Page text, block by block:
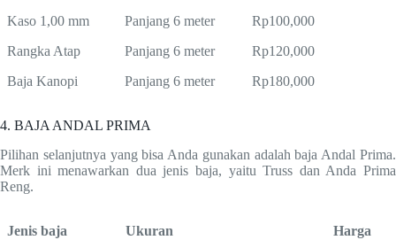
Kaso 1,00 mm
Panjang 6 meter
Rp100,000
Rangka Atap
Panjang 6 meter
Rp120,000
Baja Kanopi
Panjang 6 meter Rp180,000
4. BAJA ANDAL PRIMA
Pilihan selanjutnya yang bisa Anda gunakan adalah baja Andal Prima.
Merk ini menawarkan dua jenis baja, yaitu Truss dan Anda Prima
Reng.
Jenis baja Ukuran
Harga